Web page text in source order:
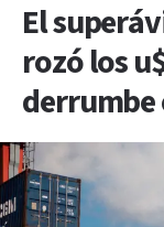
El
rozó los